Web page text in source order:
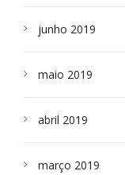
junho 2019
maio 2019
abril 2019
março 2019